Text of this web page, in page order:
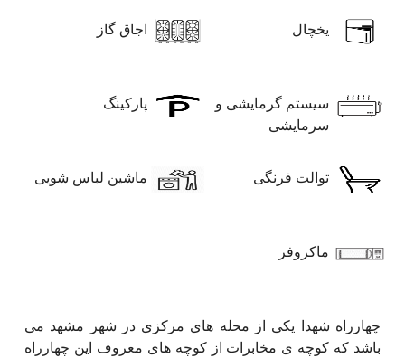
یخچال اجاق گاز
سیستم گرمایشی و
سرمایشی
پارکینگ
توالت فرنگی ماشین لباس شویی
ماکروفر
چهارراه شهدا یکی از محله های مرکزی در شهر مشهد می
باشد که کوچه ی مخابرات از کوچه های معروف این چهارراه